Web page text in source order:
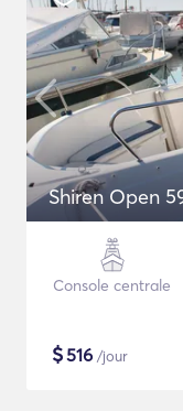
Shiren Open
Console centrale
$516 /jour